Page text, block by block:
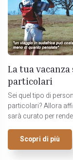
La tua
particolari
Sei quel tipo di
particolari? Allora
sarà curato per
Scopri di più